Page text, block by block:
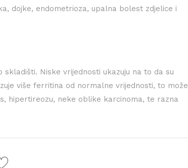
dojke, endometrioza, upalna bolest zdjelice i
Niske vrijednosti ukazuju na to da su
više ferritina od normalne vrijednosti, to može
hipertireozu, neke oblike karcinoma, te razna